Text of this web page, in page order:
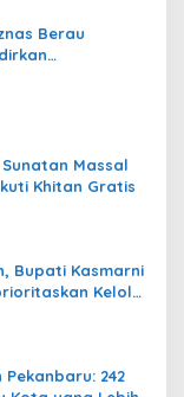
Anak
Massal
Khitan Gratis
Bupati Kasmarni
Kelola
242